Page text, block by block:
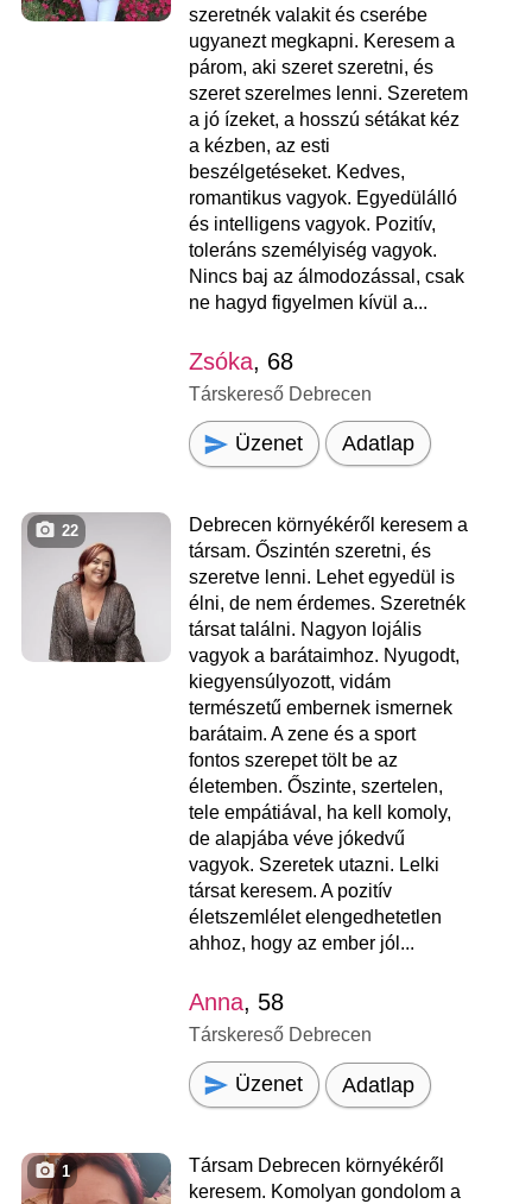
szeretnék valakit és cserébe
ugyanezt megkapni. Keresem a
párom, aki szeret szeretni, és
szeret szerelmes lenni. Szeretem
a jó ízeket, a hosszú sétákat kéz
a kézben, az esti
beszélgetéseket. Kedves,
romantikus vagyok. Egyedülálló
és intelligens vagyok. Pozitív,
toleráns személyiség vagyok.
Nincs baj az álmodozással, csak
ne hagyd figyelmen kívül a...
Zsóka, 68
Társkereső Debrecen
Üzenet Adatlap
22
Debrecen környékéről keresem a
társam. Őszintén szeretni, és
szeretve lenni. Lehet egyedül is
élni, de nem érdemes. Szeretnék
társat találni. Nagyon lojális
vagyok a barátaimhoz. Nyugodt,
kiegyensúlyozott, vidám
természetű embernek ismernek
barátaim. A zene és a sport
fontos szerepet tölt be az
életemben. Őszinte, szertelen,
tele empátiával, ha kell komoly,
de alapjába véve jókedvű
vagyok. Szeretek utazni. Lelki
társat keresem. A pozitív
életszemlélet elengedhetetlen
ahhoz, hogy az ember jól...
Anna, 58
Társkereső Debrecen
Üzenet Adatlap
1
Társam Debrecen környékéről
keresem. Komolyan gondolom a